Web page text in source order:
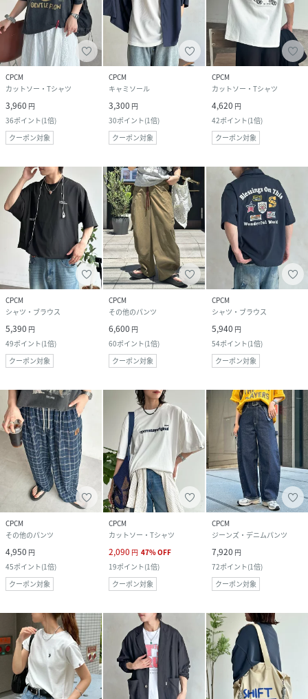
CPCM
カットソー・Tシャツ
3,960 円
36ポイント(1倍)
クーポン対象
CPCM
キャミソール
3,300 円
30ポイント(1倍)
クーポン対象
CPCM
カットソー・Tシャツ
4,620 円
42ポイント(1倍)
クーポン対象
CPCM
シャツ・ブラウス
5,390 円
49ポイント(1倍)
クーポン対象
CPCM
その他のパンツ
6,600 円
60ポイント(1倍)
クーポン対象
CPCM
シャツ・ブラウス
5,940 円
54ポイント(1倍)
クーポン対象
CPCM
その他のパンツ
4,950 円
45ポイント(1倍)
クーポン対象
CPCM
カットソー・Tシャツ
2,090 円 47%OFF
19ポイント(1倍)
クーポン対象
CPCM
ジーンズ・デニムパンツ
7,920 円
72ポイント(1倍)
クーポン対象